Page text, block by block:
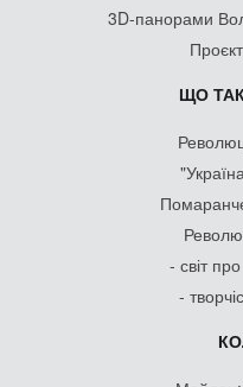
3D-панорами
ЩО
- світ
-